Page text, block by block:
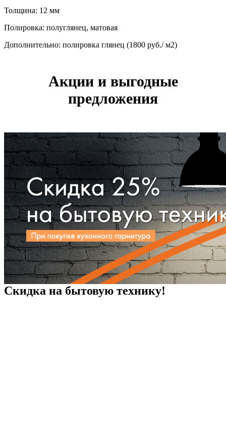
Толщина: 12 мм
Полировка: полуглянец, матовая
Дополнительно: полировка глянец (1800 руб./ м2)
Акции и выгодные
предложения
Скидка на бытовую технику!